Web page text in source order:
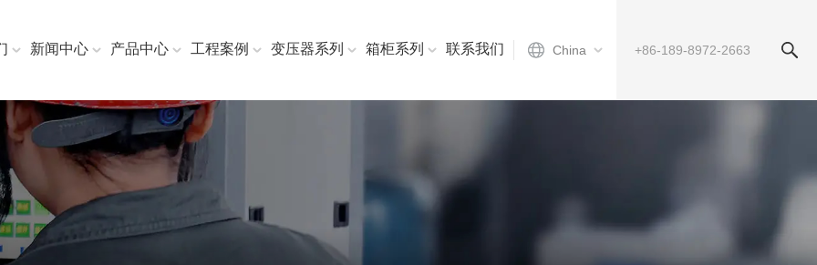
China
新闻中心 产品中心 工程案例 变压器系列 箱柜系列 联系我们